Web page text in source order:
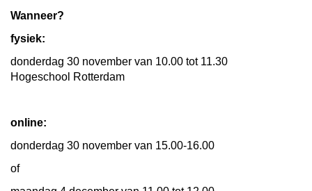
Wanneer?
fysiek:
donderdag 30 november van 10.00 tot 11.30
Hogeschool Rotterdam
online:
donderdag 30 november van 15.00-16.00
of